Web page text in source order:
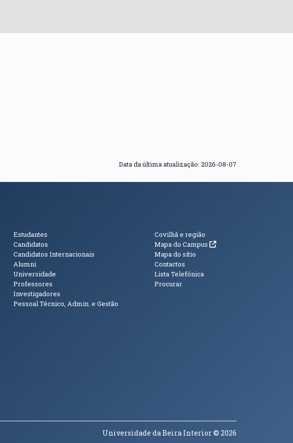
Data da última atualização: 2026-08-07
Públicos
Estudantes
Candidatos
Candidatos Internacionais
Alumni
Universidade
Professores
Investigadores
Pessoal Técnico, Admin. e Gestão
Informações
Covilhã e região
Mapa do Campus (abre em nova janela)
Mapa do sítio
Contactos
Lista Telefónica
Procurar
Universidade da Beira Interior© 2026